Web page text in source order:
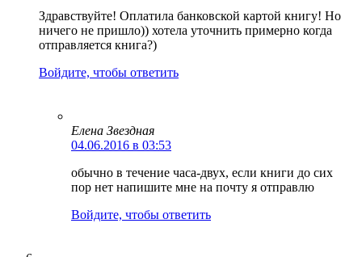
Здравствуйте! Оплатила банковской картой книгу! Но
ничего не пришло)) хотела уточнить примерно когда
отправляется книга?)
Войдите, чтобы ответить
Елена Звездная
04.06.2016 в 03:53
обычно в течение часа-двух, если книги до сих
пор нет напишите мне на почту я отправлю
Войдите, чтобы ответить